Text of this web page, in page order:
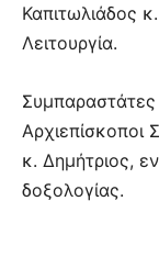
Καπιτωλιάδος
Λειτουργία.
Συμπαραστάτες
Αρχιεπίσκοποι
κ. Δημήτριος,
δοξολογίας.